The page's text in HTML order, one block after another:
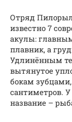
Отряд
известно 7
акулы:
плавник, а
Удлинённым
вытянутое
бокам зубцами,
сантиметров. У
название –